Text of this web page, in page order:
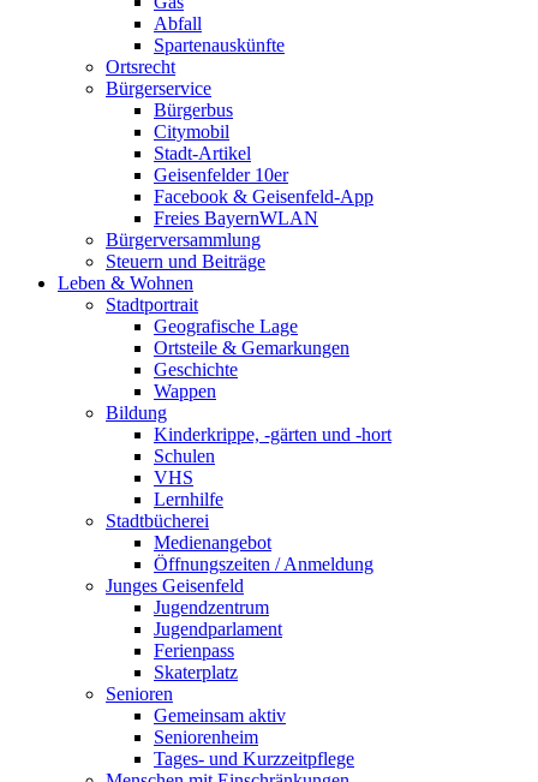
Abfall
Spartenauskünfte
Ortsrecht
Bürgerservice
Bürgerbus
Citymobil
Stadt-Artikel
Geisenfelder 10er
Facebook & Geisenfeld-App
Freies BayernWLAN
Bürgerversammlung
Steuern und Beiträge
Leben & Wohnen
Stadtportrait
Geografische Lage
Ortsteile & Gemarkungen
Geschichte
Wappen
Bildung
Kinderkrippe, -gärten und -hort
Schulen
VHS
Lernhilfe
Stadtbücherei
Medienangebot
Öffnungszeiten / Anmeldung
Junges Geisenfeld
Jugendzentrum
Jugendparlament
Ferienpass
Skaterplatz
Senioren
Gemeinsam aktiv
Seniorenheim
Tages- und Kurzzeitpflege